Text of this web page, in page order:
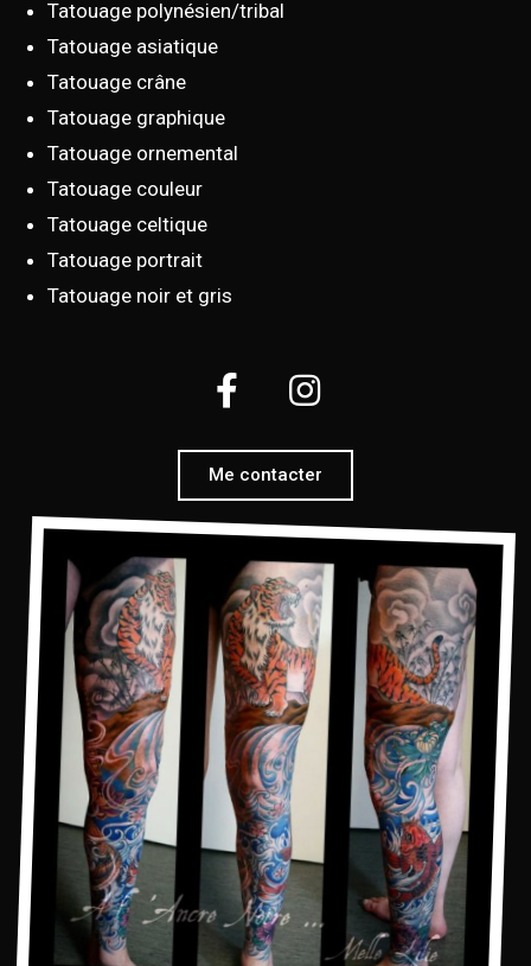
Tatouage polynésien/tribal
Tatouage asiatique
Tatouage crâne
Tatouage graphique
Tatouage ornemental
Tatouage couleur
Tatouage celtique
Tatouage portrait
Tatouage noir et gris
Me contacter